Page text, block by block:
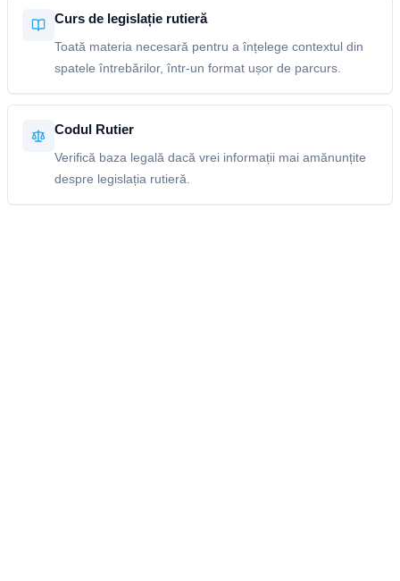
Curs de legislație rutieră
Toată materia necesară pentru a înțelege contextul din
spatele întrebărilor, într-un format ușor de parcurs.
Codul Rutier
Verifică baza legală dacă vrei informații mai amănunțite
despre legislația rutieră.